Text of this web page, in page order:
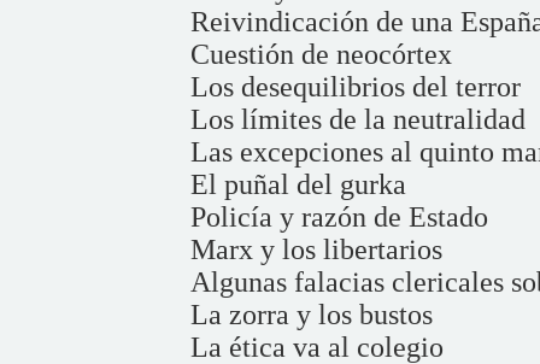
Reivindicación de una
Cuestión de neocórtex
Los desequilibrios del terror
Los límites de la neutralidad
Las excepciones al quinto
El puñal del gurka
Policía y razón de Estado
Marx y los libertarios
Algunas falacias clericales
La zorra y los bustos
La ética va al colegio